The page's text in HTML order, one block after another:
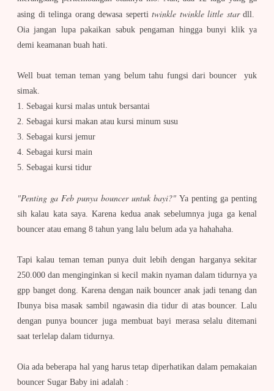
asing di telinga orang dewasa seperti twinkle twinkle little stardll.
Oia jangan lupa pakaikan sabuk pengaman hingga bunyi klik ya
demi keamanan buah hati.
Well buat teman teman yang belum tahu fungsi dari bouncer yuk
simak.
1. Sebagai kursi malas untuk bersantai
2. Sebagai kursi makan atau kursi minum susu
3. Sebagai kursi jemur
4. Sebagai kursi main
5. Sebagai kursi tidur
"Penting ga Feb punya bouncer untuk bayi?" Ya penting ga penting
sih kalau kata saya. Karena kedua anak sebelumnya juga ga kenal
bouncer atau emang 8 tahun yang lalu belum ada ya hahahaha.
Tapi kalau teman teman punya duit lebih dengan harganya sekitar
250.000 dan menginginkan si kecil makin nyaman dalam tidurnya ya
gpp banget dong. Karena dengan naik bouncer anak jadi tenang dan
Ibunya bisa masak sambil ngawasin dia tidur di atas bouncer. Lalu
dengan punya bouncer juga membuat bayi merasa selalu ditemani
saat terlelap dalam tidurnya.
Oia ada beberapa hal yang harus tetap diperhatikan dalam pemakaian
bouncer Sugar Baby ini adalah :